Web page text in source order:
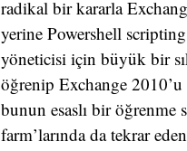
radikal bir kararla
yerine Powershell
yöneticisi için büyük bir
öğrenip Exchange
bunun esaslı bir öğrenme
farm’larında da tekrar